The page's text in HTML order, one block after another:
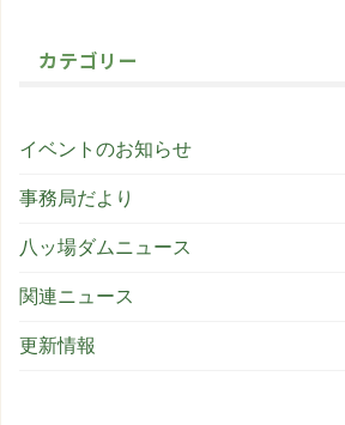
カテゴリー
イベントのお知らせ
事務局だより
八ッ場ダムニュース
関連ニュース
更新情報